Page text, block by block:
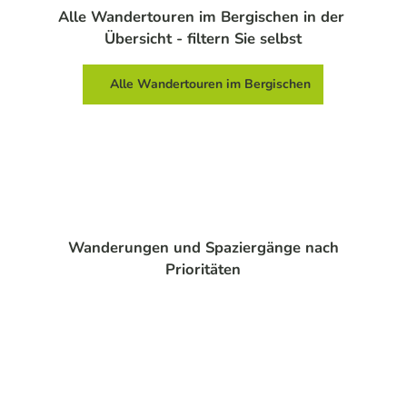
Alle Wandertouren im Bergischen in der
Übersicht - filtern Sie selbst
Alle Wandertouren im Bergischen
Wanderungen und Spaziergänge nach
Prioritäten